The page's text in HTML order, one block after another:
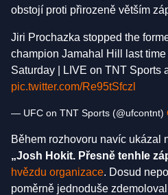
obstojí proti přirozeně větším
Jiri Prochazka stopped the
champion Jamahal Hill last time
Saturday | LIVE on TNT Sports
pic.twitter.com/Re95tSfczl
— UFC on TNT Sports (@ufcontnt)
Během rozhovoru navíc ukázal
„Josh Hokit. Přesně tenhle
hvězdu organizace. Dosud
poměrně jednoduše